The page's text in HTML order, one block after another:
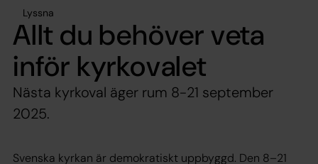
Lyssna
Allt du behöver veta
inför kyrkovalet
Nästa kyrkoval äger rum 8-21 september
2025.
Svenska kyrkan är demokratiskt uppbyggd. Den 8–21